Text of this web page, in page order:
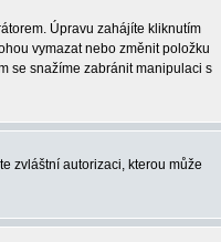
Úpravu zahájíte kliknutím
vymazat nebo změnit položku
se snažíme zabránit manipulaci s
zvláštní autorizaci, kterou může